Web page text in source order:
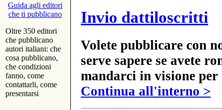
Guida agli editori
che ti pubblicano
Oltre 350 editori
che pubblicano
autori italiani: che
cosa pubblicano,
che condizioni
fanno, come
contattarli, come
presentarsi
Invio dattiloscritti
Volete pubblicare con
serve sapere se avete
mandarci in visione
Continua all'interno >